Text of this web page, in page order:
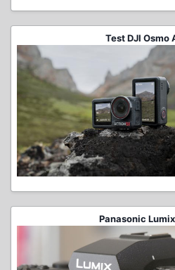
Test DJI Osmo
Panasonic